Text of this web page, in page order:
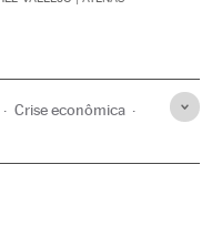
Crise econômica